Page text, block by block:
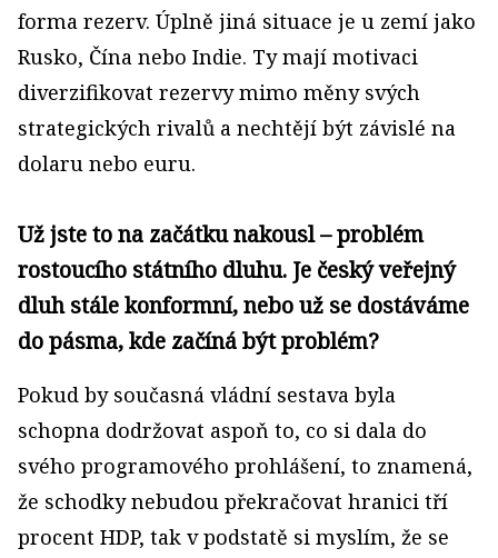
forma rezerv. Úplně jiná situace je u zemí jako
Rusko, Čína nebo Indie. Ty mají motivaci
diverzifikovat rezervy mimo měny svých
strategických rivalů a nechtějí být závislé na
dolaru nebo euru.
Už jste to na začátku nakousl – problém
rostoucího státního dluhu. Je český veřejný
dluh stále konformní, nebo už se dostáváme
do pásma, kde začíná být problém?
Pokud by současná vládní sestava byla
schopna dodržovat aspoň to, co si dala do
svého programového prohlášení, to znamená,
že schodky nebudou překračovat hranici tří
procent HDP, tak v podstatě si myslím, že se